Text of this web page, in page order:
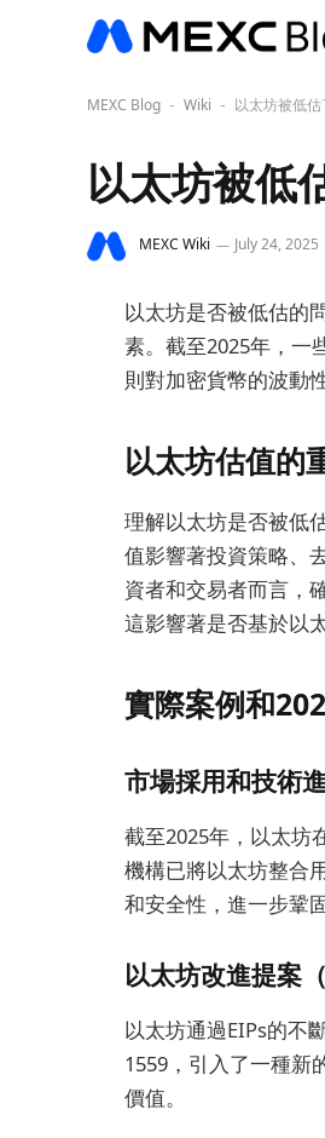
MEXC Blog - Wiki - 以太坊被低估
以太坊被低
MEXC Wiki July 24, 2025
以太坊是否被低估的
素。截至2025年，一
則對加密貨幣的波動
以太坊估值的
理解以太坊是否被低
值影響著投資策略、
資者和交易者而言，
這影響著是否基於以
實際案例和
市場採用和技術
截至2025年，以太坊
機構已將以太坊整合
和安全性，進一步鞏
以太坊改進提案
以太坊通過EIPs的不
1559，引入了一種新
價值。